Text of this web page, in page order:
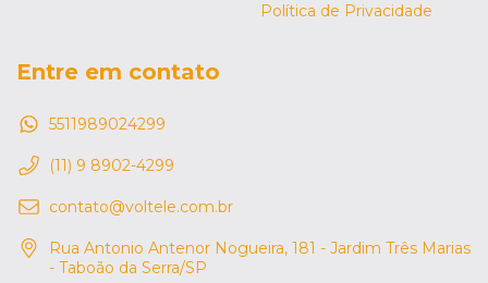
Política de Privacidade
Entre em contato
5511989024299
(11) 9 8902-4299
contato@voltele.com.br
Rua Antonio Antenor Nogueira, 181 - Jardim Três Marias
- Taboão da Serra/SP